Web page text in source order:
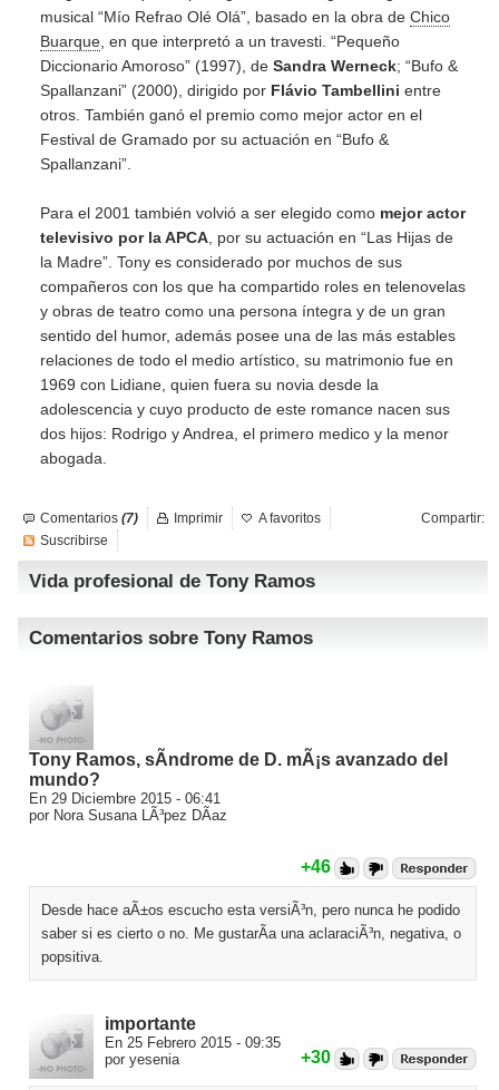
musical “Mío Refrao Olé Olá”, basado en la obra de Chico
Buarque , en que interpretó a un travesti. “Pequeño
Diccionario Amoroso” (1997), de Sandra Werneck; “Bufo &
Spallanzani” (2000), dirigido por Flávio Tambellini entre
otros. También ganó el premio como mejor actor en el
Festival de Gramado por su actuación en “Bufo &
Spallanzani”.
Para el 2001 también volvió a ser elegido como mejor actor
televisivo por la APCA , por su actuación en “Las Hijas de
la Madre”. Tony es considerado por muchos de sus
compañeros con los que ha compartido roles en telenovelas
y obras de teatro como una persona íntegra y de un gran
sentido del humor, además posee una de las más estables
relaciones de todo el medio artístico, su matrimonio fue en
1969 con Lidiane, quien fuera su novia desde la
adolescencia y cuyo producto de este romance nacen sus
dos hijos: Rodrigo y Andrea, el primero medico y la menor
abogada.
Comentarios (7) Compartir:
Imprimir
A favoritos
Suscribirse
Vida profesional de Tony Ramos
Comentarios sobre Tony Ramos
Tony Ramos, sÃ­ndrome de D. mÃ¡s avanzado del
mundo?
En 29 Diciembre 2015 - 06:41
por Nora Susana LÃ³pez DÃ­az
+46
Desde hace aÃ±os escucho esta versiÃ³n, pero nunca he podido
saber si es cierto o no. Me gustarÃ­a una aclaraciÃ³n, negativa, o
popsitiva.
importante
En 25 Febrero 2015 - 09:35
por yesenia
+30